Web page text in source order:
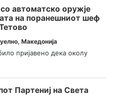
автоматско оружје
на поранешниот шеф
,Македонија
пријавено дека околу
Партениј на Света